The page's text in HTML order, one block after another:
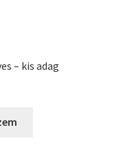
– kis adag